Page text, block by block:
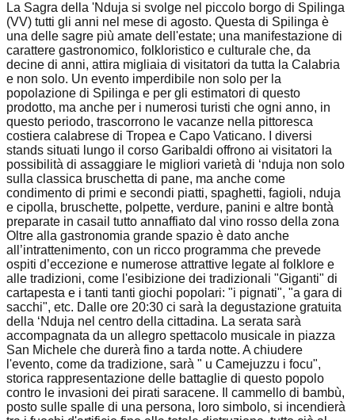
La Sagra della 'Nduja si svolge nel piccolo borgo di Spilinga
(VV) tutti gli anni nel mese di agosto. Questa di Spilinga è
una delle sagre più amate dell'estate; una manifestazione di
carattere gastronomico, folkloristico e culturale che, da
decine di anni, attira migliaia di visitatori da tutta la Calabria
e non solo. Un evento imperdibile non solo per la
popolazione di Spilinga e per gli estimatori di questo
prodotto, ma anche per i numerosi turisti che ogni anno, in
questo periodo, trascorrono le vacanze nella pittoresca
costiera calabrese di Tropea e Capo Vaticano. I diversi
stands situati lungo il corso Garibaldi offrono ai visitatori la
possibilità di assaggiare le migliori varietà di ‘nduja non solo
sulla classica bruschetta di pane, ma anche come
condimento di primi e secondi piatti, spaghetti, fagioli, nduja
e cipolla, bruschette, polpette, verdure, panini e altre bontà
preparate in casail tutto annaffiato dal vino rosso della zona
Oltre alla gastronomia grande spazio è dato anche
all’intrattenimento, con un ricco programma che prevede
ospiti d’eccezione e numerose attrattive legate al folklore e
alle tradizioni, come l'esibizione dei tradizionali "Giganti" di
cartapesta e i tanti tanti giochi popolari: "i pignati", "a gara di
sacchi", etc. Dalle ore 20:30 ci sarà la degustazione gratuita
della ‘Nduja nel centro della cittadina. La serata sarà
accompagnata da un allegro spettacolo musicale in piazza
San Michele che durerà fino a tarda notte. A chiudere
l'evento, come da tradizione, sarà " u Camejuzzu i focu",
storica rappresentazione delle battaglie di questo popolo
contro le invasioni dei pirati saracene. Il cammello di bambù,
posto sulle spalle di una persona, loro simbolo, si incendierà